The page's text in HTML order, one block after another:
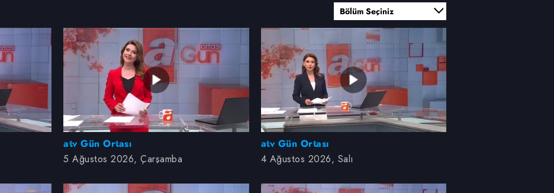
5 Ağustos 2026, Çarşamba
atv Gün Ortası
5 Ağustos 2026, Çarşamba
4 Ağustos 2026, Salı
atv Gün Ortası
4 Ağustos 2026, Salı
31 Temmuz 2026, Cuma 30 Temmuz 2026, Perşembe